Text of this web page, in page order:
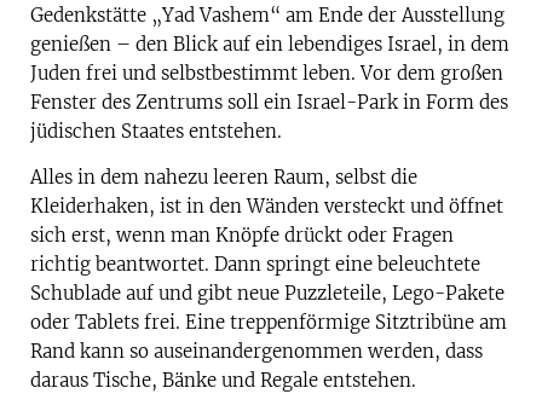
Gedenkstätte „Yad Vashem“ am Ende der Ausstellung
genießen – den Blick auf ein lebendiges Israel, in dem
Juden frei und selbstbestimmt leben. Vor dem großen
Fenster des Zentrums soll ein Israel-Park in Form des
jüdischen Staates entstehen.
Alles in dem nahezu leeren Raum, selbst die
Kleiderhaken, ist in den Wänden versteckt und öffnet
sich erst, wenn man Knöpfe drückt oder Fragen
richtig beantwortet. Dann springt eine beleuchtete
Schublade auf und gibt neue Puzzleteile, Lego-Pakete
oder Tablets frei. Eine treppenförmige Sitztribüne am
Rand kann so auseinandergenommen werden, dass
daraus Tische, Bänke und Regale entstehen.